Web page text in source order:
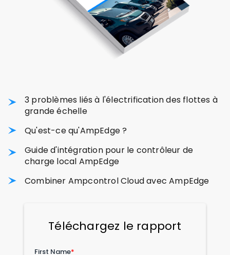
3 problèmes liés à l'électrification des flottes à
grande échelle
Qu'est-ce qu'AmpEdge ?
Guide d'intégration pour le contrôleur de
charge local AmpEdge
Combiner Ampcontrol Cloud avec AmpEdge
Téléchargez le rapport